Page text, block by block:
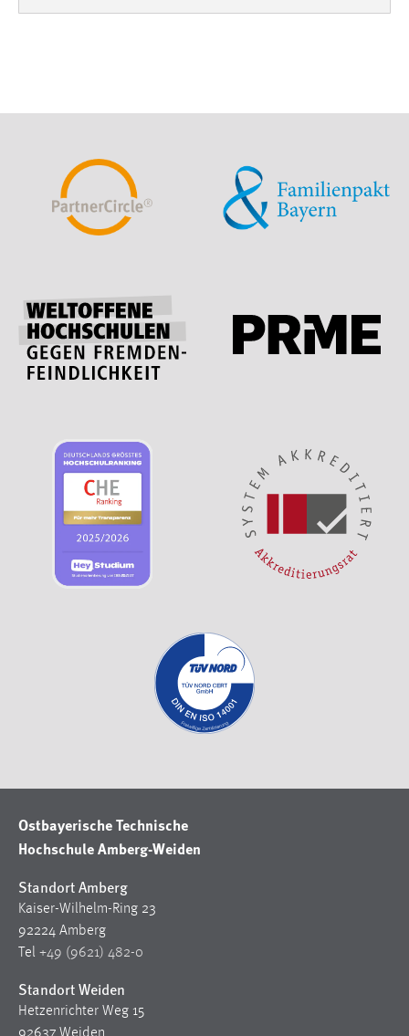
Ostbayerische Technische
Hochschule Amberg-Weiden
Standort Amberg
Kaiser-Wilhelm-Ring 23
92224 Amberg
Tel +49 (9621) 482-0
Standort Weiden
Hetzenrichter Weg 15
92637 Weiden